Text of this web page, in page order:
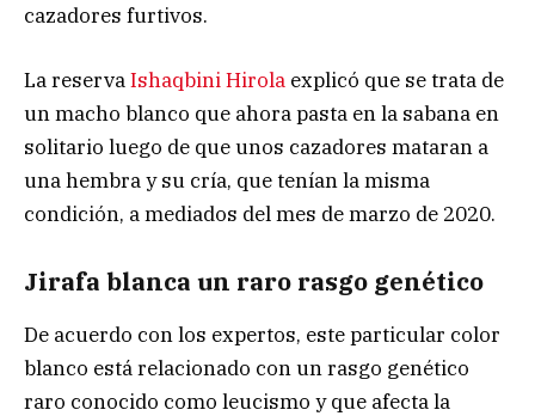
cazadores furtivos.
La reservaIshaqbini Hirola explicó que se trata de
un macho blanco que ahora pasta en la sabana en
solitario luego de que unos cazadores mataran a
una hembra y su cría, que tenían la misma
condición, a mediados del mes de marzo de 2020.
Jirafa blanca un raro rasgo genético
De acuerdo con los expertos, este particular color
blanco está relacionado con un rasgo genético
raro conocido como leucismo y que afecta la